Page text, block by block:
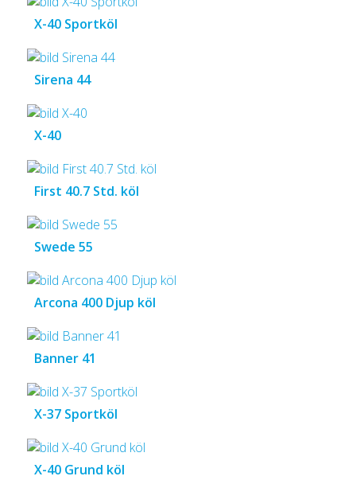
X-40 Sportköl
Sirena 44
X-40
First 40.7 Std. köl
Swede 55
Arcona 400 Djup köl
Banner 41
X-37 Sportköl
X-40 Grund köl